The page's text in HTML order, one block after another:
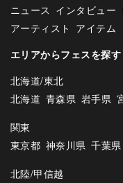
ニュース インタビュー
アーティスト アイテム
エリアからフェスを探す
北海道/東北
北海道 青森県 岩手県
関東
東京都 神奈川県 千葉県
北陸/甲信越